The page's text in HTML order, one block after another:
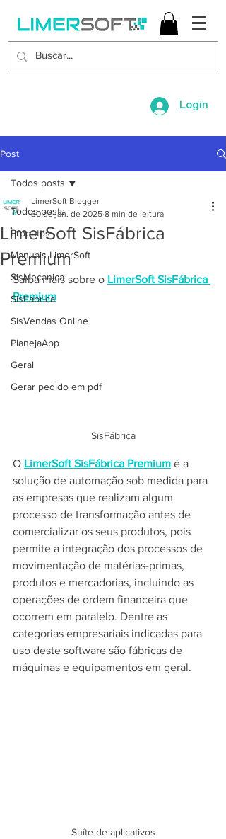
Login
Post
Todos posts
Produtos
Manuais LimerSoft
SisMecanica
SisFabrica
SisVendas Online
PlanejaApp
Geral
Gerar pedido em pdf
Todos posts
LimerSoft SisFábrica
Premium
LimerSoft Blogger
30 de jan. de 2025 8 min de leitura
Saiba mais sobre o LimerSoft SisFábrica
Premium
SisFábrica
O LimerSoft SisFábrica Premium é a
solução de automação sob medida para
as empresas que realizam algum
processo de transformação antes de
comercializar os seus produtos, pois
permite a integração dos processos de
movimentação de matérias-primas,
produtos e mercadorias, incluindo as
operações de ordem financeira que
ocorrem em paralelo. Dentre as
categorias empresariais indicadas para
uso deste software são fábricas de
máquinas e equipamentos em geral.
Suíte de aplicativos